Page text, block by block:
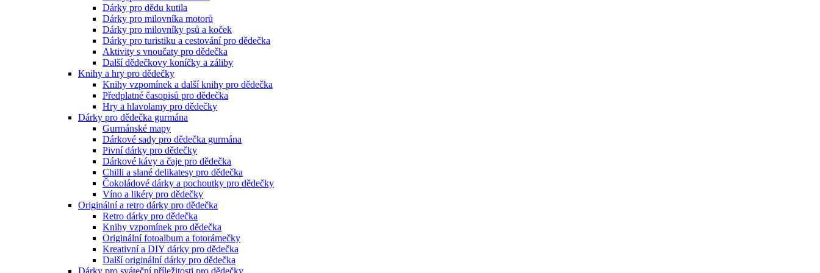
Dárky pro dědu kutila
Dárky pro milovníka motorů
Dárky pro milovníky psů a koček
Dárky pro turistiku a cestování pro dědečka
Aktivity s vnoučaty pro dědečka
Další dědečkovy koníčky a záliby
Knihy a hry pro dědečky
Knihy vzpomínek a další knihy pro dědečka
Předplatné časopisů pro dědečka
Hry a hlavolamy pro dědečky
Dárky pro dědečka gurmána
Gurmánské mapy
Dárkové sady pro dědečka gurmána
Pivní dárky pro dědečky
Dárkové kávy a čaje pro dědečka
Chilli a slané delikatesy pro dědečka
Čokoládové dárky a pochoutky pro dědečky
Víno a likéry pro dědečky
Originální a retro dárky pro dědečka
Retro dárky pro dědečka
Knihy vzpomínek pro dědečka
Originální fotoalbum a fotorámečky
Kreativní a DIY dárky pro dědečka
Další originální dárky pro dědečka
Dárky pro sváteční příležitosti pro dědečky